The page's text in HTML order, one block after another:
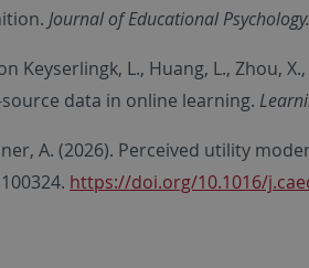
Journal of Educational Psychology.
Keyserlingk, L., Huang, L., Zhou,
data in online learning.
A. (2026). Perceived utility
https://doi.org/10.1016/